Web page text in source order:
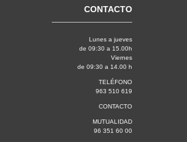
CONTACTO
Lunes a jueves
de 09:30 a 15.00h
Viernes
de 09:30 a 14.00 h
TELÉFONO
963 510 619
CONTACTO
MUTUALIDAD
96 351 60 00